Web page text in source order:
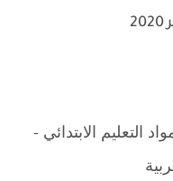
2020
التعليم الابتدائي -